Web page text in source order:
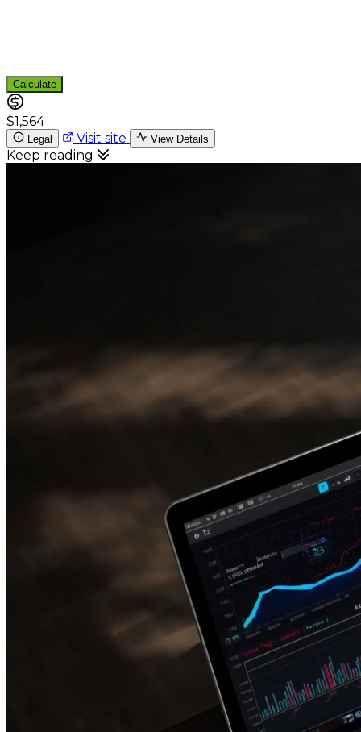
Calculate
$1,564
Legal Visit site View Details
Keep reading